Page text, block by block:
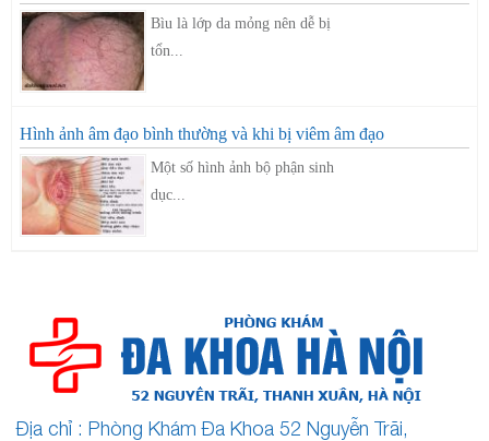
Bìu là lớp da mỏng nên dễ bị
tổn...
Hình ảnh âm đạo bình thường và khi bị viêm âm đạo
Một số hình ảnh bộ phận sinh
dục...
Địa chỉ : Phòng Khám Đa Khoa 52 Nguyễn Trãi,